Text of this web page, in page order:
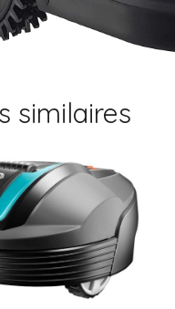
similaires